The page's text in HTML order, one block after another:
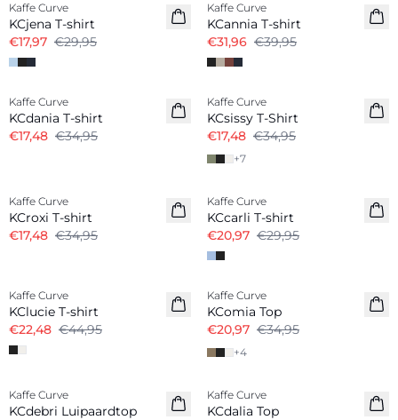
Kaffe Curve
KCjena T-shirt
€17,97 €29,95
Kaffe Curve
KCannia T-shirt
€31,96 €39,95
-50%
Kaffe Curve
KCdania T-shirt
€17,48 €34,95
-50%
Kaffe Curve
KCsissy T-Shirt
€17,48 €34,95
+7
Kaffe Curve
KCroxi T-shirt
€17,48 €34,95
Kaffe Curve
KCcarli T-shirt
€20,97 €29,95
Kaffe Curve
KClucie T-shirt
€22,48 €44,95
-40%
Kaffe Curve
KComia Top
€20,97 €34,95
+4
Kaffe Curve
KCdebri Luipaardtop
Kaffe Curve
KCdalia Top